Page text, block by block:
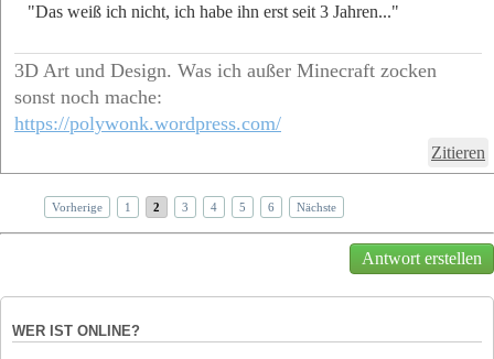
"Das weiß ich nicht, ich habe ihn erst seit 3 Jahren..."
3D Art und Design. Was ich außer Minecraft zocken
sonst noch mache:
https://polywonk.wordpress.com/
Zitieren
Vorherige 1 2 3 4 5 6 Nächste
Antwort erstellen
WER IST ONLINE?